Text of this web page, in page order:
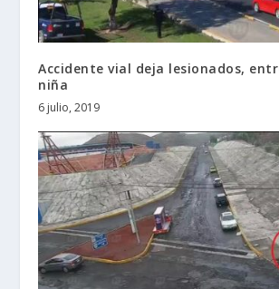
Accidente vial deja lesionados,
niña
6 julio, 2019